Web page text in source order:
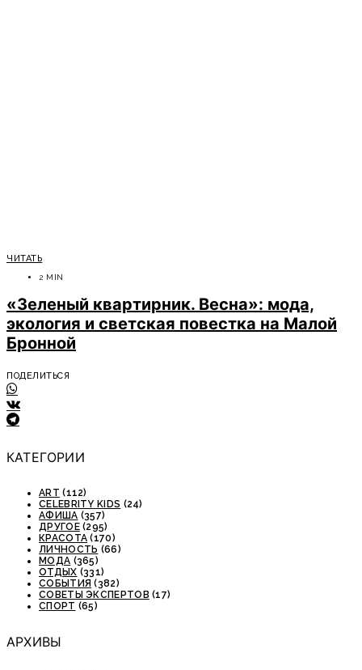
ЧИТАТЬ
2 MIN
«Зеленый квартирник. Весна»: мода,
экология и светская повестка на Малой
Бронной
ПОДЕЛИТЬСЯ
КАТЕГОРИИ
ART (112)
CELEBRITY KIDS (24)
АФИША (357)
ДРУГОЕ(295)
КРАСОТА (170)
ЛИЧНОСТЬ (66)
МОДА (365)
ОТДЫХ (331)
СОБЫТИЯ (382)
СОВЕТЫ ЭКСПЕРТОВ (17)
СПОРТ (65)
АРХИВЫ